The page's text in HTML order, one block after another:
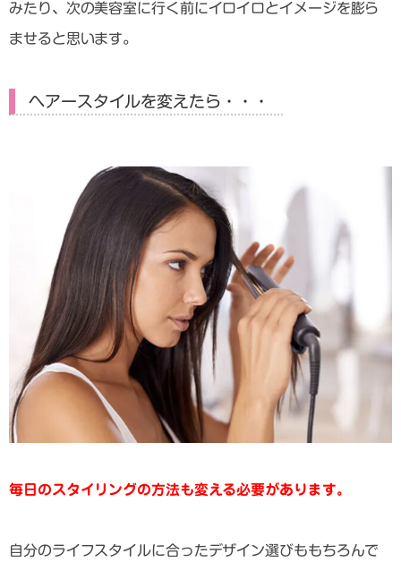
みたり、次の美容室に行く前にイロイロとイメージを膨ら
ませると思います。
ヘアースタイルを変えたら・・・
毎日のスタイリングの方法も変える必要があります。
自分のライフスタイルに合ったデザイン選びももちろんで